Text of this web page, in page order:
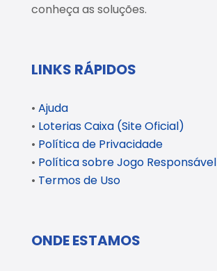
conheça as soluções.
LINKS RÁPIDOS
• Ajuda
• Loterias Caixa (Site Oficial)
• Política de Privacidade
• Política sobre Jogo Responsável
• Termos de Uso
ONDE ESTAMOS